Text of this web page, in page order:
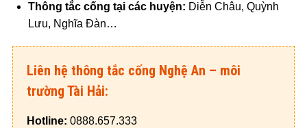
Thông tắc cống tại các huyện: Diễn Châu, Quỳnh
Lưu, Nghĩa Đàn…
Liên hệ thông tắc cống Nghệ An – môi
trường Tài Hải:
Hotline: 0888.657.333